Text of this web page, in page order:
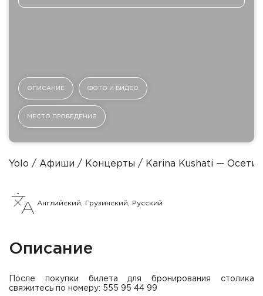
ОПИСАНИЕ ФОТО И ВИДЕО
МЕСТО ПРОВЕДЕНИЯ
Yolo Афиши Концерты Karina Kushati —
Английский, Грузинский, Русский
Описание
После покупки билета для бронирования столика
свяжитесь по номеру: 555 95 44 99